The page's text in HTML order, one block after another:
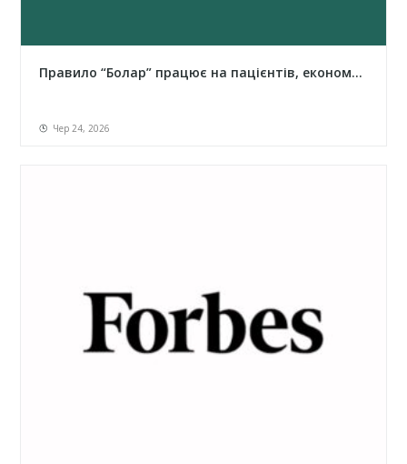
Правило “Болар” працює на пацієнтів, економ...
Чер 24, 2026